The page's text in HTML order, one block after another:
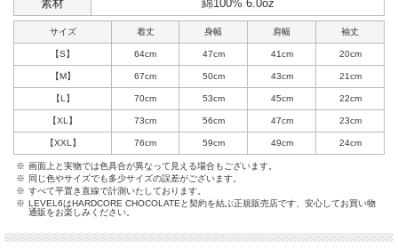
素材 綿100% 6.0oz
サイズ 着丈 身幅 肩幅 袖丈
【S】 64cm 47cm 41cm 20cm
【M】 67cm 50cm 43cm 21cm
【L】 70cm 53cm 45cm 22cm
【XL】 73cm 56cm 47cm 23cm
【XXL】 76cm 59cm 49cm 24cm
※ 画面上と実物では色具合が異なって見える場合もございます。
※
同じ色やサイズでも多少サイズの誤差がございます。
※ すべて平置き直線で計測いたしております。
※ LEVEL6はHARDCORE CHOCOLATEと契約を結ぶ正規販売店です、安心してお買い物
通販をお楽しみください。